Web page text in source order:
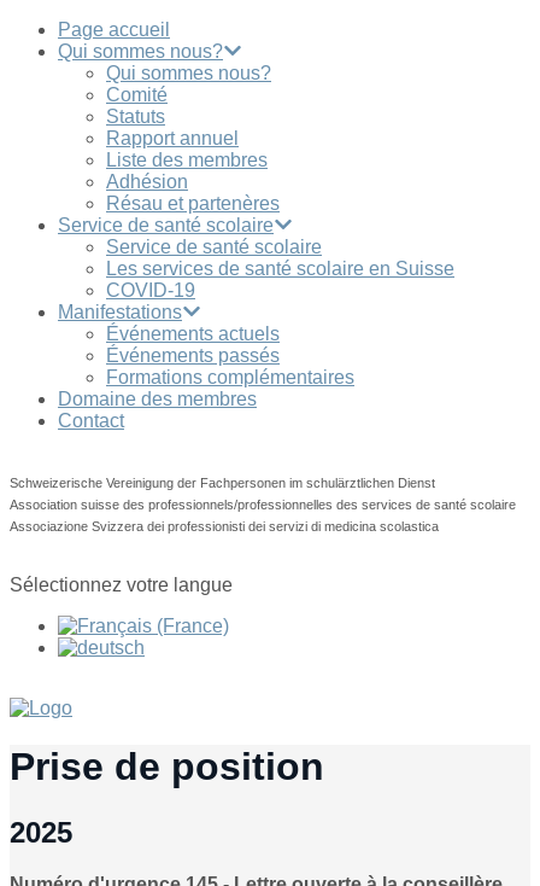
Page accueil
Qui sommes nous?
Qui sommes nous?
Comité
Statuts
Rapport annuel
Liste des membres
Adhésion
Résau et partenères
Service de santé scolaire
Service de santé scolaire
Les services de santé scolaire en Suisse
COVID-19
Manifestations
Événements actuels
Événements passés
Formations complémentaires
Domaine des membres
Contact
Schweizerische Vereinigung der Fachpersonen im schulärztlichen Dienst
Association suisse des professionnels/professionnelles des services de santé scolaire
Associazione Svizzera dei professionisti dei servizi di medicina scolastica
Sélectionnez votre langue
Prise de position
2025